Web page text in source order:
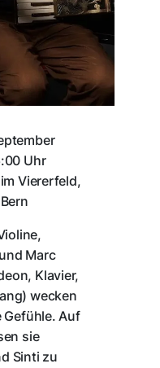
Uhr
Viererfeld,
Marc
Klavier,
wecken
Gefühle. Auf
sie
Sinti zu